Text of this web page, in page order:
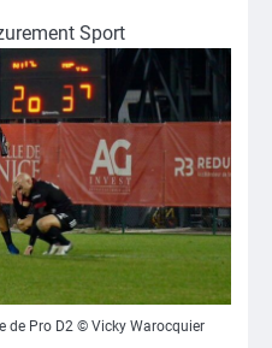
Sport
de Pro D2 © Vicky Warocquier